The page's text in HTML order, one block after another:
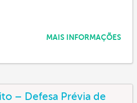
MAIS INFORMAÇÕES
– Defesa Prévia de